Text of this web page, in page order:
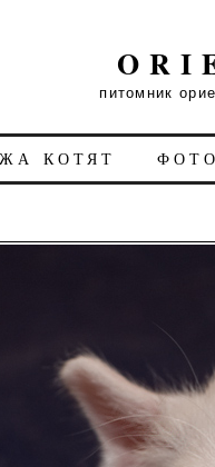
питомник
КОТЯТ